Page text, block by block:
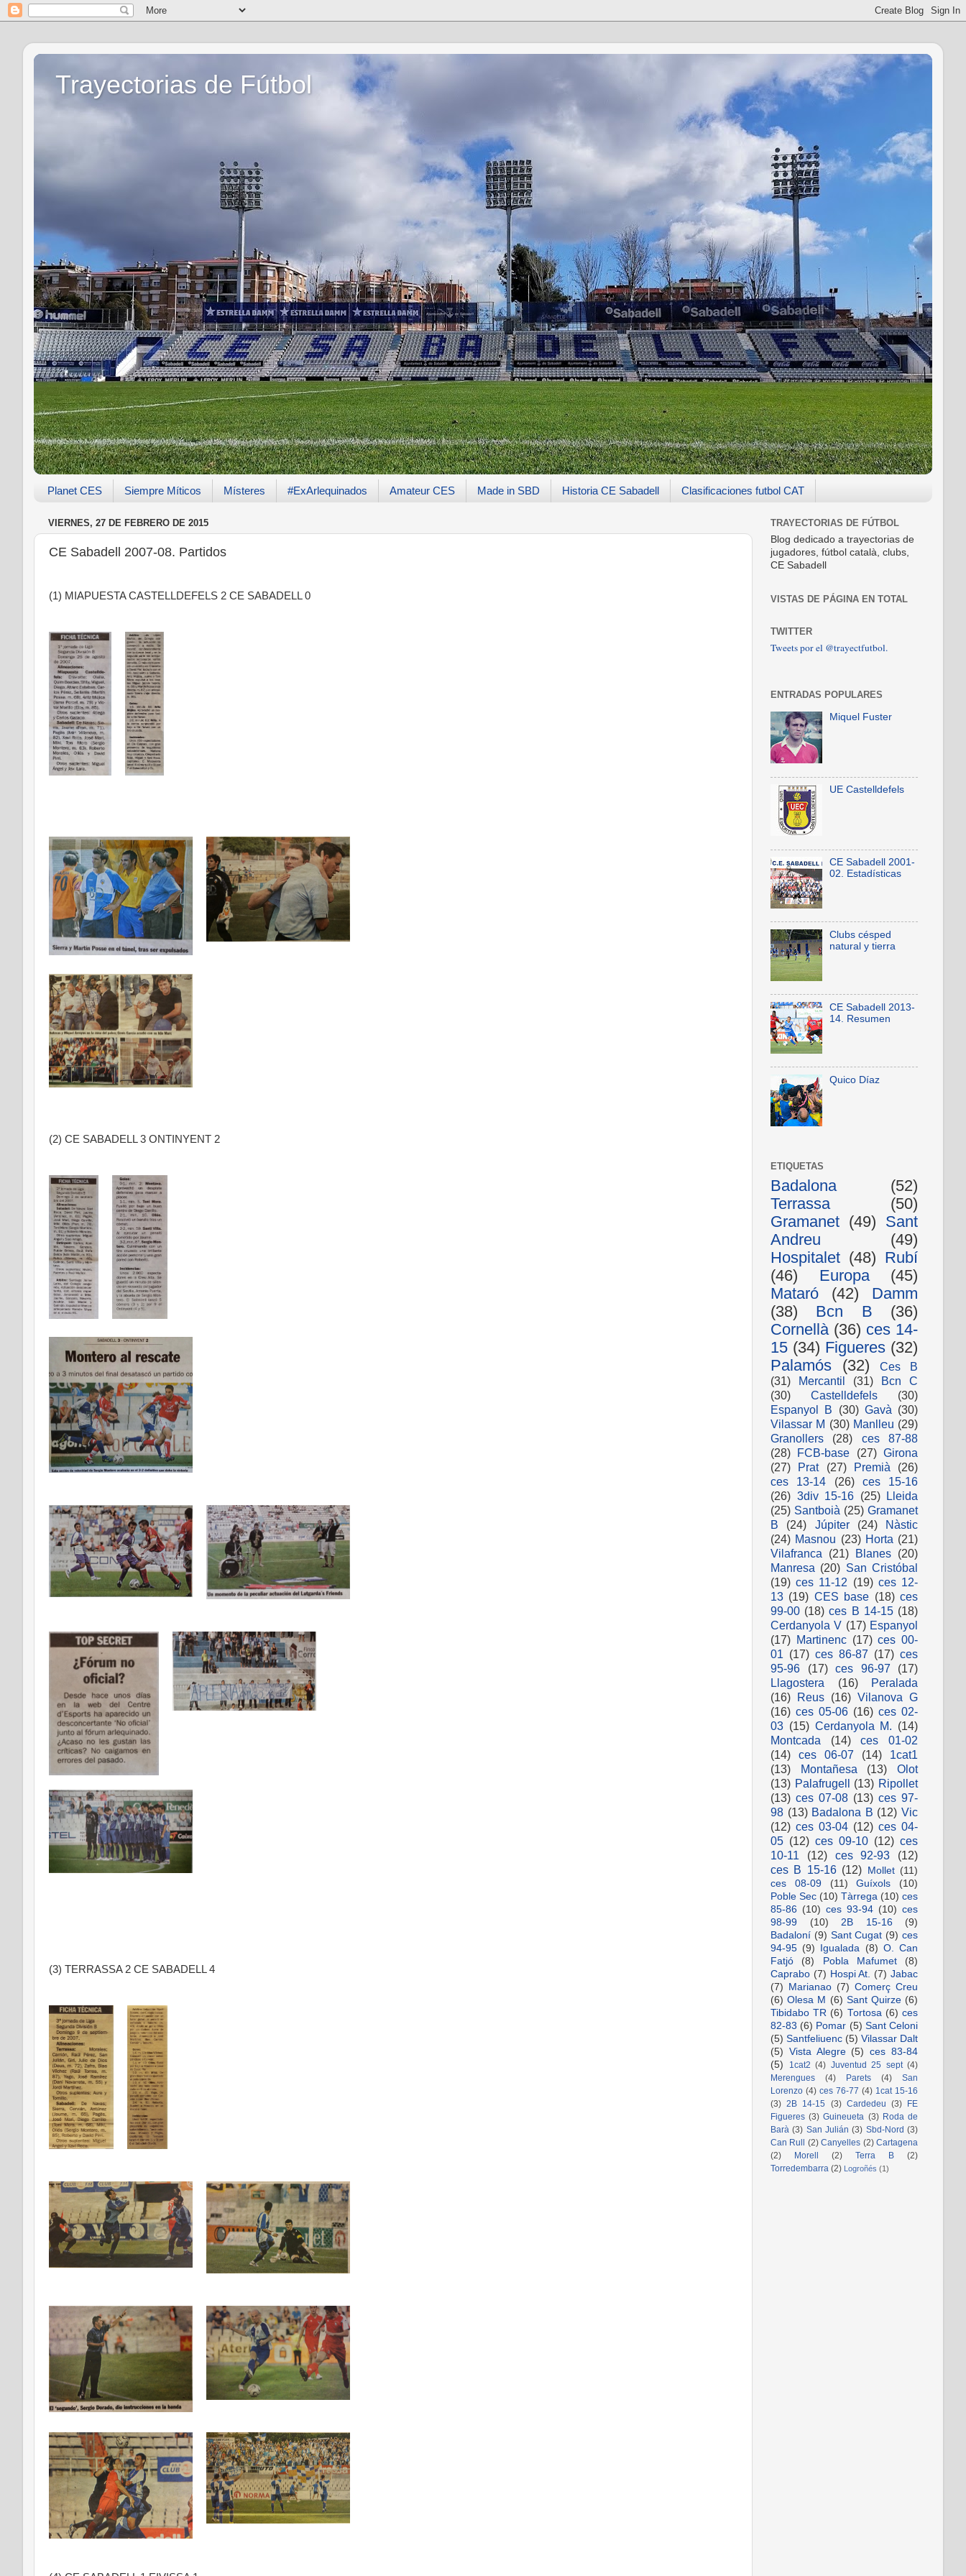
Trayectorias de Fútbol
Planet CES Siempre Míticos Místeres #ExArlequinados Amateur CES Made in SBD Historia CE Sabadell Clasificaciones futbol CAT
VIERNES, 27 DE FEBRERO DE 2015
CE Sabadell 2007-08. Partidos
(1) MIAPUESTA CASTELLDEFELS 2 CE SABADELL 0
(2) CE SABADELL 3 ONTINYENT 2
(3) TERRASSA 2 CE SABADELL 4
TRAYECTORIAS DE FÚTBOL
Blog dedicado a trayectorias de
jugadores, fútbol català, clubs,
CE Sabadell
VISTAS DE PÁGINA EN TOTAL
TWITTER
Tweets por el @trayectfutbol.
ENTRADAS POPULARES
Miquel Fuster
UE Castelldefels
CE Sabadell 2001-
02. Estadísticas
Clubs césped
natural y tierra
CE Sabadell 2013-
14. Resumen
Quico Díaz
ETIQUETAS
Badalona
(52)
Terrassa
(50)
Gramanet (49) Sant
Andreu
(49)
Hospitalet (48) Rubí
(46)
Europa
(45)
Mataró
(42)
Damm
(38)
Bcn B
(36)
Cornellà (36) ces 14-
15 (34) Figueres (32)
Palamós
(32)
Ces B
(31)
Mercantil (31)
Bcn C
(30)
Castelldefels
(30)
Espanyol B
(30) Gavà (30)
Vilassar M (30) Manlleu (29)
Granollers
(28)
ces 87-88
(28) FCB-base (27) Girona
(27)
Prat (27) Premià
(26)
ces 13-14
(26)
ces 15-16
(26) 3div 15-16 (25) Lleida
(25) Santboià (25) Gramanet
B
(24) Júpiter (24)
Nàstic
(24) Masnou (23) Horta (21)
Vilafranca
(21) Blanes (20)
Manresa (20) San Cristóbal
(19) ces 11-12 (19) ces 12-
13 (19) CES base (18) ces
99-00 (18) ces B 14-15 (18)
Cerdanyola V (17) Espanyol
(17) Martinenc (17) ces 00-
01
(17) ces 86-87 (17) ces
95-96
(17) ces 96-97
(17)
Llagostera
(16)
Peralada
(16) Reus (16) Vilanova G
(16) ces 05-06 (16) ces 02-
03 (15) Cerdanyola M.
(14)
Montcada
(14)
ces 01-02
(14)
ces 06-07 (14)
1cat1
(13)
Montañesa (13)
Olot
(13) Palafrugell (13) Ripollet
(13) ces 07-08 (13) ces 97-
98 (13) Badalona B (12) Vic
(12) ces 03-04 (12) ces 04-
05 (12) ces 09-10 (12) ces
10-11
(12) ces 92-93
(12)
ces B 15-16 (12) Mollet (11)
ces 08-09
(11) Guíxols
(10)
Poble Sec (10) Tàrrega (10) ces
85-86 (10) ces 93-94 (10) ces
98-99
(10) 2B 15-16
(9)
Badaloní (9) Sant Cugat (9) ces
94-95 (9) Igualada (8) O. Can
Fatjó
(8) Pobla Mafumet
(8)
Caprabo (7) Hospi At. (7) Jabac
(7) Marianao (7) Comerç Creu
(6) Olesa M (6) Sant Quirze (6)
Tibidabo TR (6) Tortosa (6) ces
82-83 (6) Pomar (5) Sant Celoni
(5) Santfeliuenc (5) Vilassar Dalt
(5) Vista Alegre (5)
ces 83-84
(5)
1cat2 (4) Juventud 25 sept (4)
Merengues
(4) Parets (4)
San
Lorenzo (4) ces 76-77 (4) 1cat 15-16
(3) 2B 14-15 (3) Cardedeu (3) FE
Figueres (3) Guineueta (3) Roda de
Barà (3) San Julián (3) Sbd-Nord (3)
Can Rull (2) Canyelles (2) Cartagena
(2)
Morell (2) Terra B
(2)
Torredembarra (2) Logroñés (1)